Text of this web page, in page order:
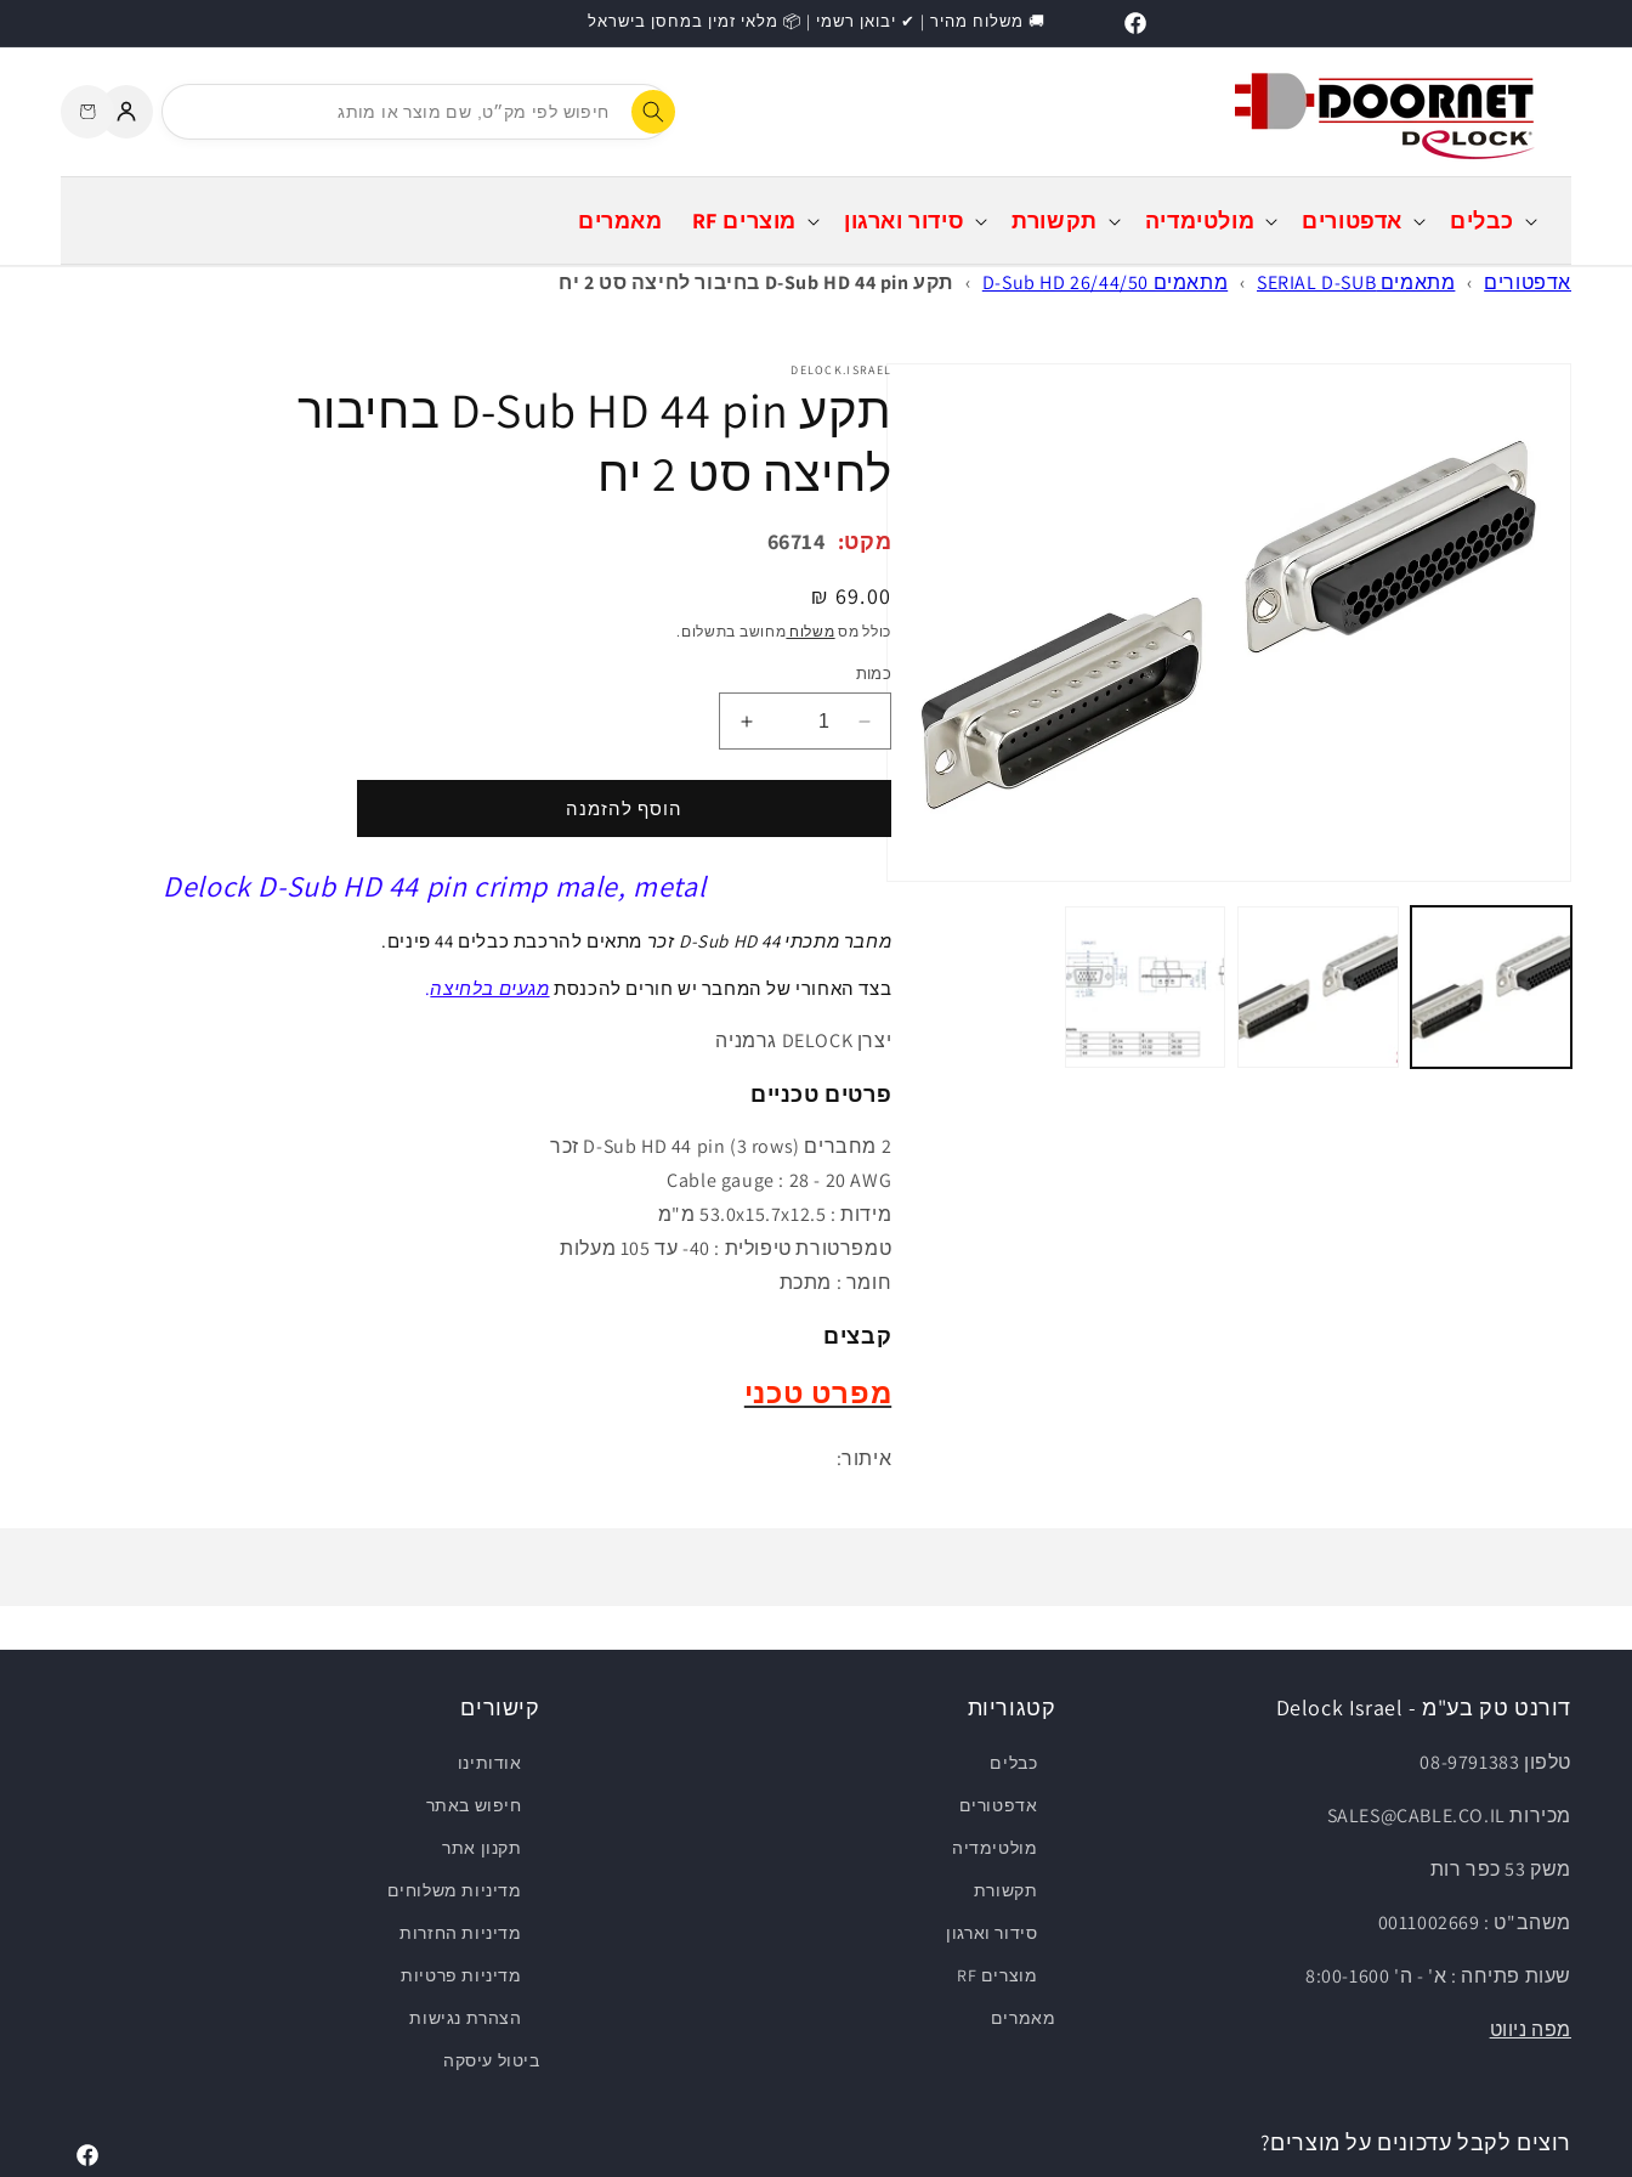
Facebook
🚚 משלוח מהיר | ✔ יבואן רשמי | 📦 מלאי זמין במחסן בישראל
כבלים אדפטורים מולטימדיה תקשורת סידור וארגון מוצרים RF מאמרים
התחברות
התחברות
קניות
אדפטורים › מתאמים SERIAL D-SUB › מתאמים D-Sub HD 26/44/50 › תקע D-Sub HD 44 pin בחיבור לחיצה סט 2 יח
במודל
DELOCK.ISRAEL
תקע D-Sub HD 44 pin בחיבור
לחיצה סט 2 יח
מקט: 66714
מחיר
רגיל
69.00 ₪
כולל מס משלוח מחושב בתשלום.
כמות
הפחתת
כמות
ל
D-
pin
לחיצה
2
הגדלת
כמות
ל
D-
pin
לחיצה
2
הוסף להזמנה
Delock D-Sub HD 44 pin crimp male, metal
מחבר מתכתי D-Sub HD 44 זכר מתאים להרכבת כבלים פינים.
בצד האחורי של המחבר יש חורים להכנסת מגעים בלחיצה.
יצרן DELOCK גרמניה
פרטים טכניים
2 מחברים D-Sub HD 44 pin (3 rows) זכר
Cable gauge : 28 - 20 AWG
מידות : 53.0x15.7x12.5 מ"מ
טמפרטורתטיפולית : 40- עד 105 מעלות
חומר : מתכת
קבצים
מפרט טכני
איתור:
קישורים
אודותינו
חיפוש באתר
תקנון אתר
מדיניות משלוחים
מדיניות החזרות
מדיניות פרטיות
הצהרת נגישות
ביטול עיסקה
קטגוריות
כבלים
אדפטורים
מולטימדיה
תקשורת
סידור וארגון
מוצרים RF
מאמרים
דורנט טק בע"מ - Delock Israel
טלפון 08-9791383
מכירות SALES@CABLE.CO.IL
משק 53 כפר רות
משהב"ט : 0011002669
שעות פתיחה : א' - ה' 8:00-1600
מפה ניווט
רוצים לקבל עדכונים על מוצרים?
Facebook